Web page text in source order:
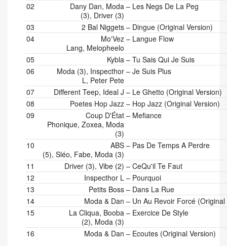
02
–
Dany Dan, Moda
(3), Driver (3)
Les Negs De La Peg
03 –
2 Bal Niggets
Dingue (Original Version)
04
–
Mo'Vez
Lang, Melopheelo
Langue Flow
05 –
Kybla
Tu Sais Qui Je Suis
06
–
Moda (3), Inspecthor
L, Peter Pete
Je Suis Plus
07 –
Different Teep, Ideal J
Le Ghetto (Original Version)
08
–
Poetes Hop Jazz
Hop Jazz (Original Version)
09
–
Coup D'État
Phonique, Zoxea, Moda
(3)
Mefiance
10 –
ABS
(5), Sléo, Fabe, Moda (3)
Pas De Temps A Perdre
11 –
Driver (3), Vibe (2)
CeQu'il Te Faut
12
–
Inspecthor L
Pourquoi
13
–
Petits Boss
Dans La Rue
14
–
Moda & Dan
Un Au Revoir Forcé (Original
15
–
La Cliqua, Booba
(2), Moda (3)
Exercice De Style
16 –
Moda & Dan Ecoutes (Original Version)